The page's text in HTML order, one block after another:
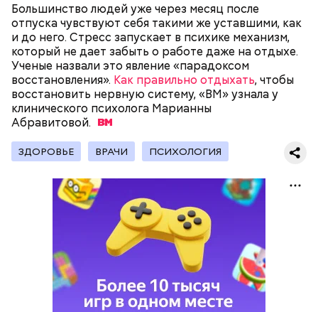
Большинство людей уже через месяц после
отпуска чувствуют себя такими же уставшими, как
и до него. Стресс запускает в психике механизм,
который не дает забыть о работе даже на отдыхе. ​​
Ученые назвали это явление «парадоксом
восстановления». Как правильно отдыхать, чтобы
восстановить нервную систему, «ВМ» узнала у
клинического психолога Марианны
Абравитовой.
ЗДОРОВЬЕ ВРАЧИ ПСИХОЛОГИЯ
Поляков предупредил: не стоит собирать грибы у
обочин дорог или рядом с промышленными
предприятиями, так как они могут накапливать в
себе токсические вещества.
— Может пробить заряд на человека. Нужно вести
себя очень осторожно, будто увидели дикого
зверя, затаиться, — добавил академик.